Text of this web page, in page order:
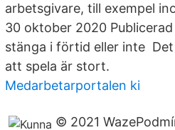
arbetsgivare, till exempel
30 oktober 2020
stänga i förtid eller inte
att spela är stort.
Medarbetarportalen ki
© 2021